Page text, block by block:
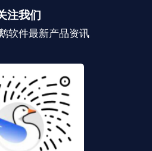
注我们
软件最新产品资讯